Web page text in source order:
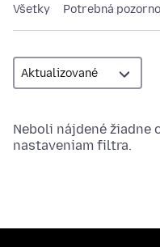
Všetky Potrebná
Neboli nájdené žiadne
nastaveniam filtra.